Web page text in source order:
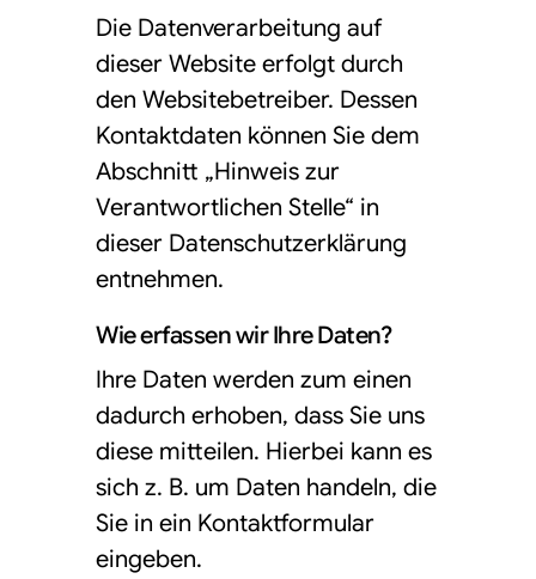
Die Datenverarbeitung auf
dieser Website erfolgt durch
den Websitebetreiber. Dessen
Kontaktdaten können Sie dem
Abschnitt „Hinweis zur
Verantwortlichen Stelle“ in
dieser Datenschutzerklärung
entnehmen.
Wie erfassen wir Ihre Daten?
Ihre Daten werden zum einen
dadurch erhoben, dass Sie uns
diese mitteilen. Hierbei kann es
sich z. B. um Daten handeln, die
Sie in ein Kontaktformular
eingeben.